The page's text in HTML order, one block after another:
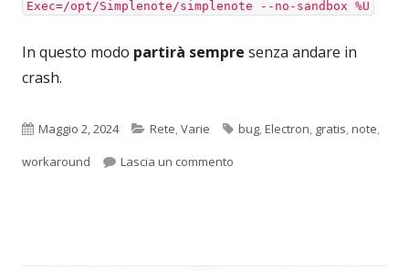
Exec=/opt/Simplenote/simplenote --no-sandbox %U
In questo modo partirà sempre senza andare in
crash.
Pubblicato
Maggio 2, 2024 Categorie
Rete,Varie Tag
bug,Electron, gratis,note,
workaround
Lascia un commento